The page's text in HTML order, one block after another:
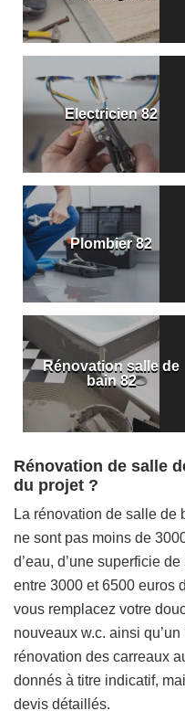
Electricien 82
Plombier 82
Rénovation salle de
bain 82
Rénovation de salle
du projet ?
La rénovation de salle de
ne sont pas moins de
d’eau, d’une superficie
entre 3000 et 6500 euros
vous remplacez votre
nouveaux w.c. ainsi
rénovation des carreaux
donnés à titre indicatif,
devis détaillés.